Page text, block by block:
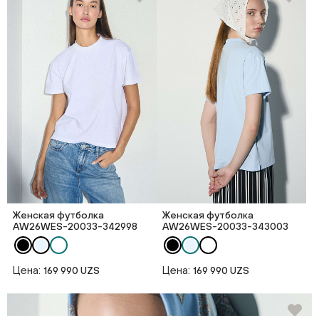
Женская футболка
AW26WES-20033-342998
Цена: 169 990 UZS
Женская футболка
AW26WES-20033-343003
Цена: 169 990 UZS